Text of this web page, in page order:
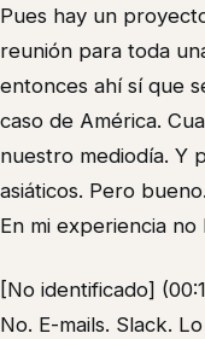
Pues hay un
reunión para toda
entonces ahí sí que
caso de América.
nuestro mediodía. Y
asiáticos. Pero
En mi experiencia no
[No identificado]
No. E-mails. Slack.